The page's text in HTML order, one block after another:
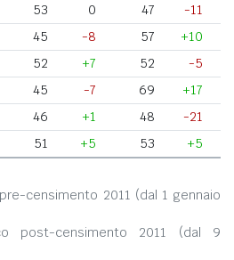
53 0 47
-11
45 -8 57
+10
52 +7 52
-5
45 -7 69
+17
46 +1 48
-21
51 +5 53 +5
censimento 2011 (dal 1 gennaio
post-censimento 2011 (dal 9